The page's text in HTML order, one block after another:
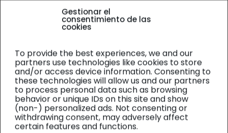
Gestionar el
consentimiento de las
cookies
To provide the best experiences, we and our
partners use technologies like cookies to store
and/or access device information. Consenting to
these technologies will allow us and our partners
to process personal data such as browsing
behavior or unique IDs on this site and show
(non-) personalized ads. Not consenting or
withdrawing consent, may adversely affect
certain features and functions.